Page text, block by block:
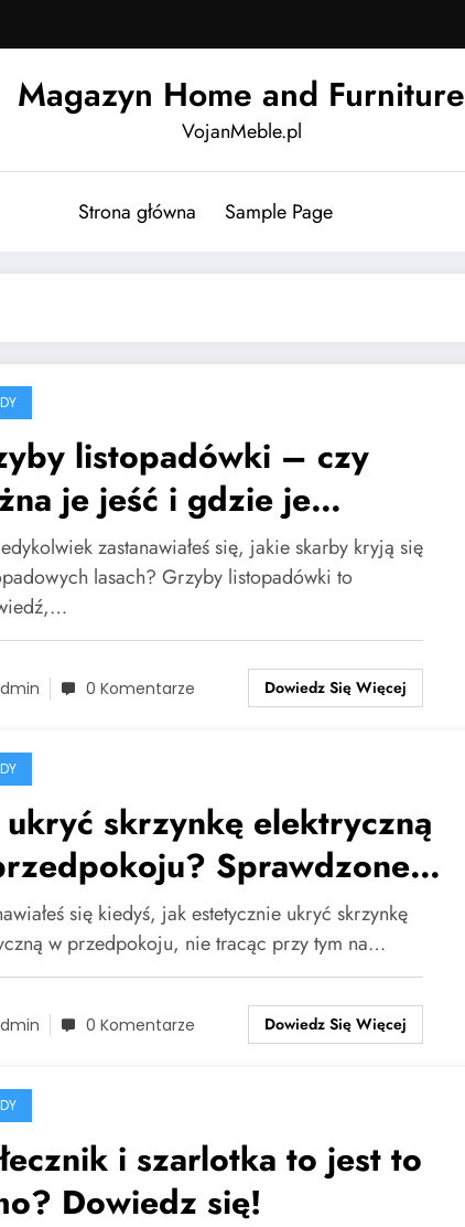
Magazyn Home and Furniture
VojanMeble.pl
Strona główna Sample Page
listopadówki – czy
je jeść i gdzie je
zastanawiałeś się, jakie skarby kryją się
lasach? Grzyby listopadówki to
0 Komentarze Dowiedz Się Więcej
ukryć skrzynkę elektryczną
Sprawdzone
się kiedyś, jak estetycznie ukryć skrzynkę
w przedpokoju, nie tracąc przy tym na…
0 Komentarze Dowiedz Się Więcej
i szarlotka to jest to
Dowiedz się!